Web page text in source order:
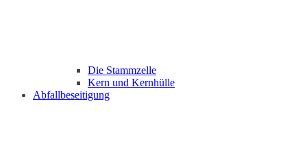
Die Stammzelle
Kern und Kernhülle
Abfallbeseitigung